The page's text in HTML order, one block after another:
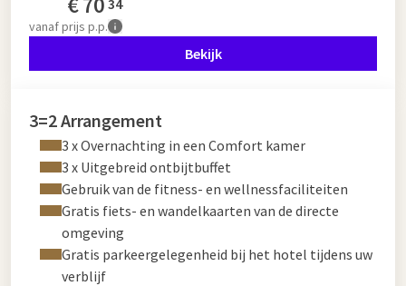
34
vanafprijs p.p.
Bekijk
3=2 Arrangement
3 x Overnachting in een Comfort kamer
3 x Uitgebreid ontbijtbuffet
Gebruik van de fitness- en wellnessfaciliteiten
Gratis fiets- en wandelkaarten van de directe
omgeving
Gratis parkeergelegenheid bij het hotel tijdens uw
verblijf